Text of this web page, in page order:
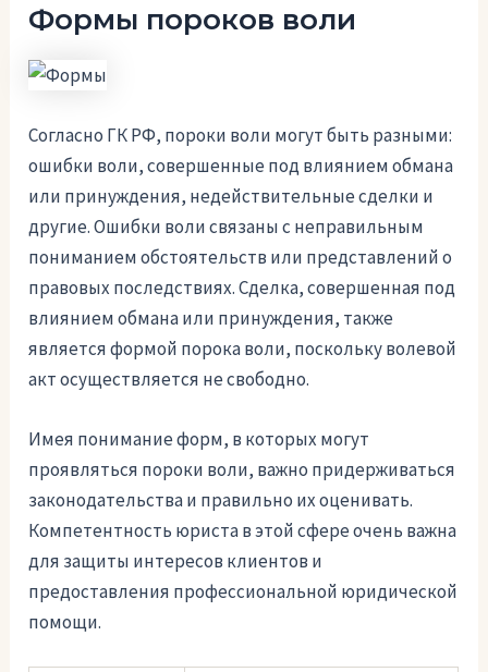
Формы пороков воли
Согласно ГК РФ, пороки воли могут быть разными:
ошибки воли, совершенные под влиянием обмана
или принуждения, недействительные сделки и
другие. Ошибки воли связаны с неправильным
пониманием обстоятельств или представлений о
правовых последствиях. Сделка, совершенная под
влиянием обмана или принуждения, также
является формой порока воли, поскольку волевой
акт осуществляется не свободно.
Имея понимание форм, в которых могут
проявляться пороки воли, важно придерживаться
законодательства и правильно их оценивать.
Компетентность юриста в этой сфере очень важна
для защиты интересов клиентов и
предоставления профессиональной юридической
помощи.